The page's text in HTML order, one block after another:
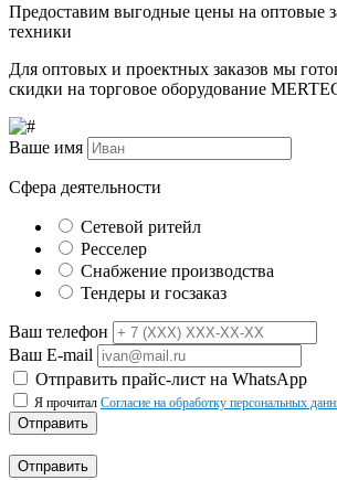
Предоставим выгодные цены на оптовые
техники
Для оптовых и проектных заказов мы
скидки на торговое оборудование
Ваше имя
Сфера деятельности
Сетевой ритейл
Ресселер
Снабжение производства
Тендеры и госзаказ
Ваш телефон
Ваш E-mail
Отправить прайс-лист на WhatsApp
Я прочитал Согласие на обработку персональных
Отправить
Отправить